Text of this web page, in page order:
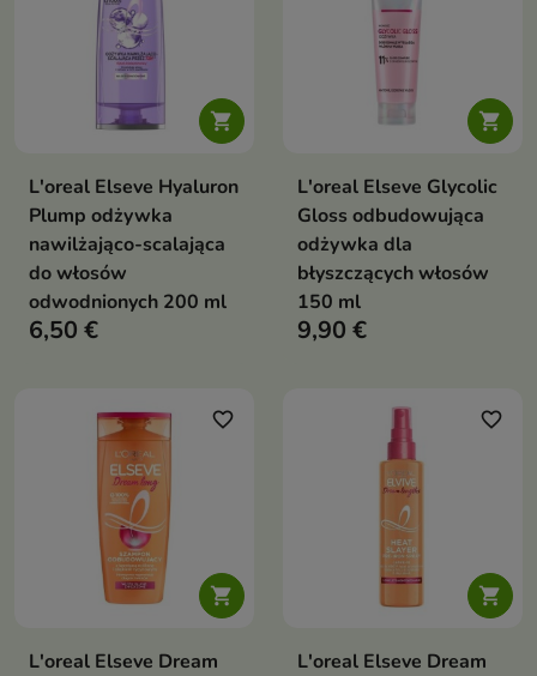

L'oreal Elseve Hyaluron
Plump odżywka
nawilżająco-scalająca
do włosów
odwodnionych 200 ml
6,50 €

L'oreal Elseve Glycolic
Gloss odbudowująca
odżywka dla
błyszczących włosów
150 ml
9,90 €

favorite_border
L'oreal Elseve Dream

favorite_border
L'oreal Elseve Dream